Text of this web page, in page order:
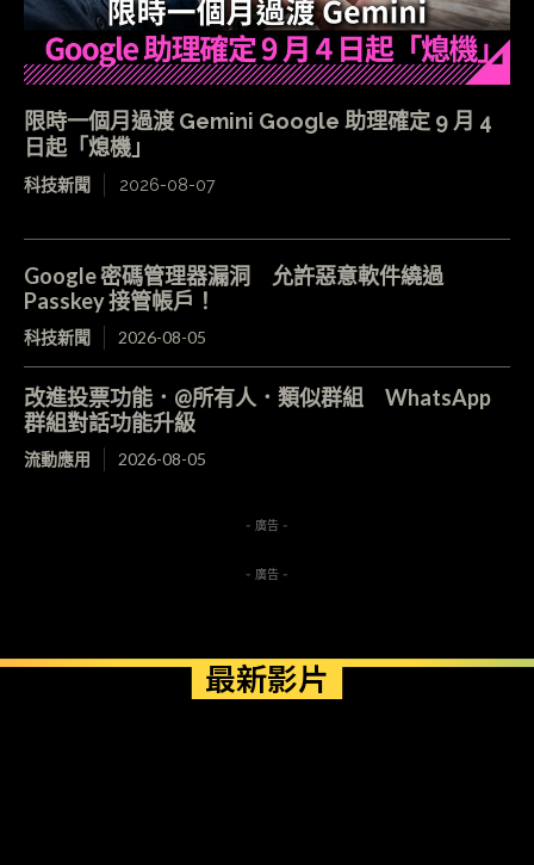
限時一個月過渡 Gemini Google 助理確定 9 月 4
日起「熄機」
科技新聞 2026-08-07
Google 密碼管理器漏洞 允許惡意軟件繞過
Passkey 接管帳戶！
科技新聞 2026-08-05
改進投票功能．@所有人．類似群組 WhatsApp
群組對話功能升級
流動應用 2026-08-05
- 廣告 -
- 廣告 -
最新影片